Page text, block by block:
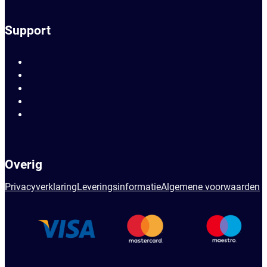
Support
Overig
PrivacyverklaringLeveringsinformatieAlgemene voorwaarden